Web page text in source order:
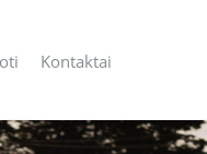
Kontaktai